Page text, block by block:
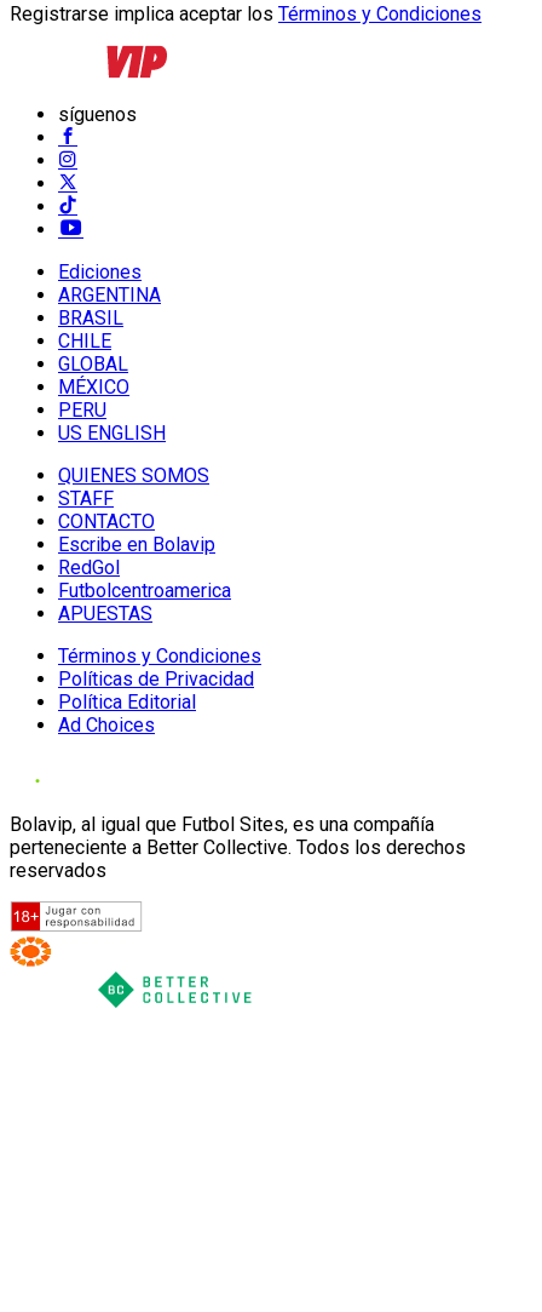
Registrarse implica aceptar los Términos y Condiciones
síguenos
Ediciones
ARGENTINA
BRASIL
CHILE
GLOBAL
MÉXICO
PERU
US ENGLISH
QUIENES SOMOS
STAFF
CONTACTO
Escribe en Bolavip
RedGol
Futbolcentroamerica
APUESTAS
Términos y Condiciones
Políticas de Privacidad
Política Editorial
Ad Choices
Bolavip, al igual que Futbol Sites, es una compañía
perteneciente a Better Collective. Todos los derechos
reservados